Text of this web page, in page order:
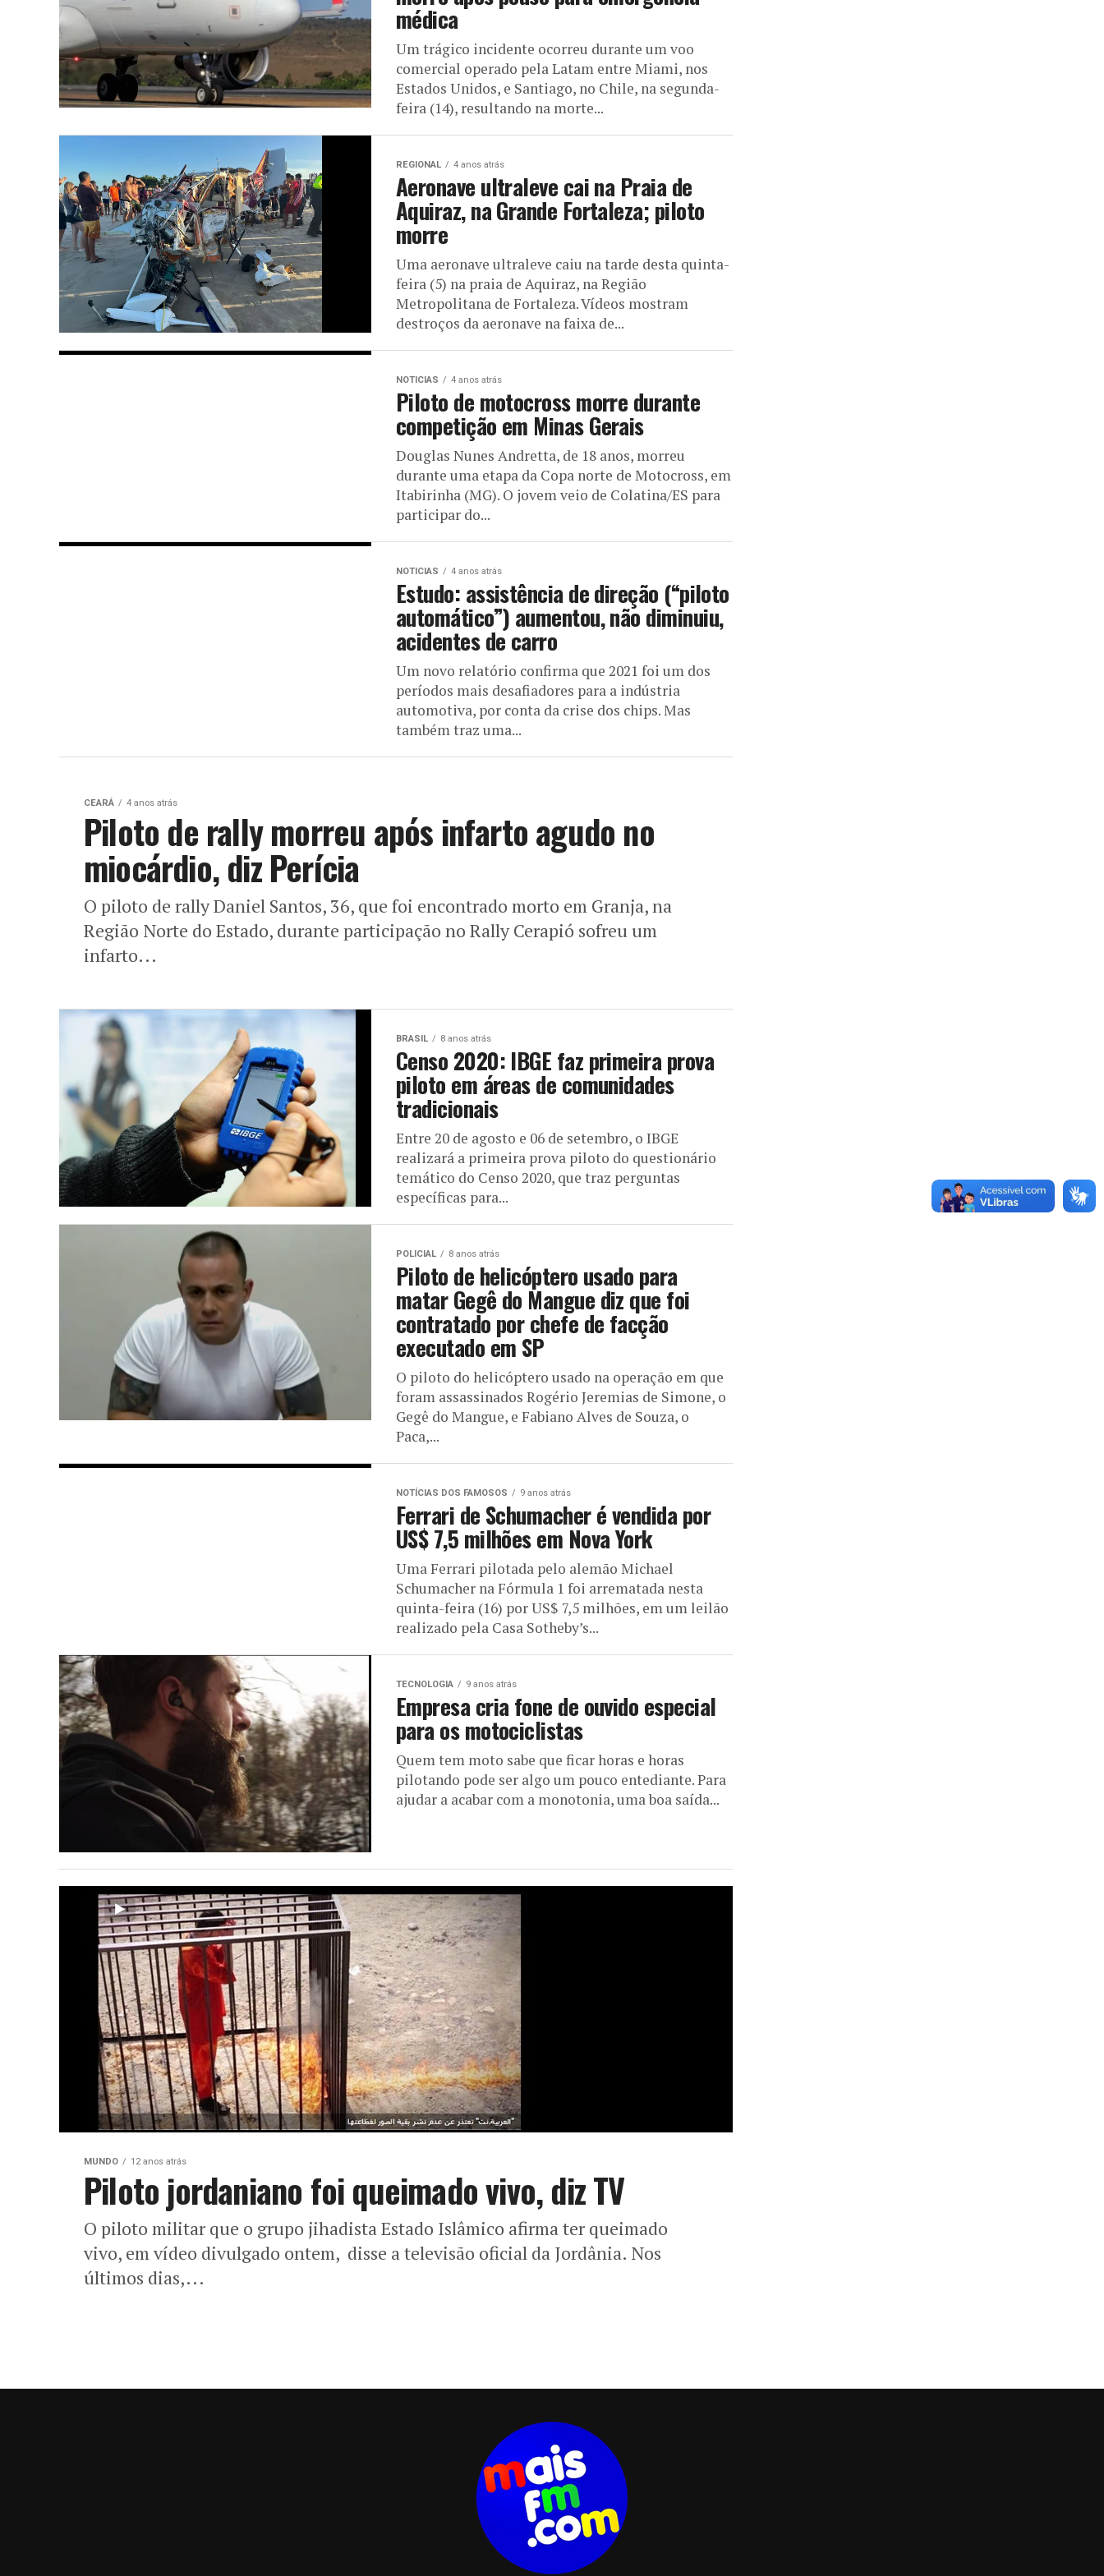
médica
Um trágico incidente ocorreu durante um voo
comercial operado pela Latam entre Miami, nos
Estados Unidos, e Santiago, no Chile, na segunda-
feira (14), resultando na morte...
REGIONAL 4 anos atrás
Aeronave ultraleve cai na Praia de
Aquiraz, na Grande Fortaleza; piloto
morre
Uma aeronave ultraleve caiu na tarde desta quinta-
feira (5) na praia de Aquiraz, na Região
Metropolitana de Fortaleza. Vídeos mostram
destroços da aeronave na faixa de...
NOTICIAS 4 anos atrás
Piloto de motocross morre durante
competição em Minas Gerais
Douglas Nunes Andretta, de 18 anos, morreu
durante uma etapa da Copa norte de Motocross, em
Itabirinha (MG). O jovem veio de Colatina/ES para
participar do...
NOTICIAS 4 anos atrás
Estudo: assistência de direção (“piloto
automático”) aumentou, não diminuiu,
acidentes de carro
Um novo relatório confirma que 2021 foi um dos
períodos mais desafiadores para a indústria
automotiva, por conta da crise dos chips. Mas
também traz uma...
CEARÁ 4 anos atrás
Piloto de rally morreu após infarto agudo no
miocárdio, diz Perícia
O piloto de rally Daniel Santos, 36, que foi encontrado morto em Granja, na
Região Norte do Estado, durante participação no Rally Cerapió sofreu um
infarto...
BRASIL 8 anos atrás
Censo 2020: IBGE faz primeira prova
piloto em áreas de comunidades
tradicionais
Entre 20 de agosto e 06 de setembro, o IBGE
realizará a primeira prova piloto do questionário
temático do Censo 2020, que traz perguntas
específicas para...
POLICIAL 8 anos atrás
Piloto de helicóptero usado para
matar Gegê do Mangue diz que foi
contratado por chefe de facção
executado em SP
O piloto do helicóptero usado na operação em que
foram assassinados Rogério Jeremias de Simone, o
Gegê do Mangue, e Fabiano Alves de Souza, o
Paca,...
NOTÍCIAS DOS FAMOSOS 9 anos atrás
Ferrari de Schumacher é vendida por
US$ 7,5 milhões em Nova York
Uma Ferrari pilotada pelo alemão Michael
Schumacher na Fórmula 1 foi arrematada nesta
quinta-feira (16) por US$ 7,5 milhões, em um leilão
realizado pela Casa Sotheby’s...
TECNOLOGIA 9 anos atrás
Empresa cria fone de ouvido especial
para os motociclistas
Quem tem moto sabe que ficar horas e horas
pilotando pode ser algo um pouco entediante. Para
ajudar a acabar com a monotonia, uma boa saída...
MUNDO 12 anos atrás
Piloto jordaniano foi queimado vivo, diz TV
O piloto militar que o grupo jihadista Estado Islâmico afirma ter queimado
vivo, em vídeo divulgado ontem, disse a televisão oficial da Jordânia. Nos
últimos dias,...